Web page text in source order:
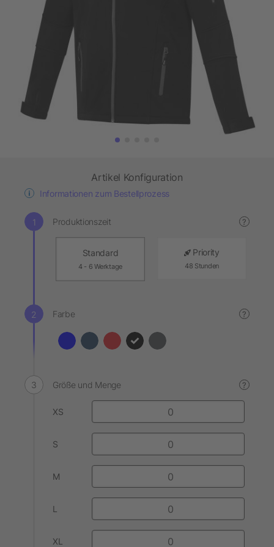
Artikel Konfiguration
Informationen zum Bestellprozess
Produktionszeit ?
Standard
4 - 6 Werktage
Priority
48 Stunden
Farbe ?
Größe und Menge ?
XS
S
M
L
XL